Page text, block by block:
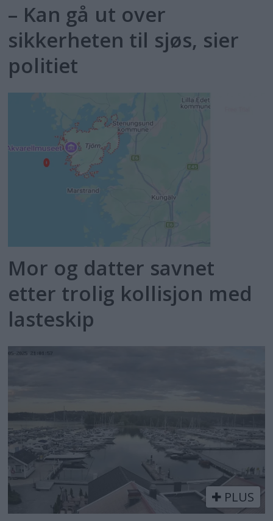
– Kan gå ut over
sikkerheten til sjøs, sier
politiet
Mor og datter savnet
etter trolig kollisjon med
lasteskip
PLUS